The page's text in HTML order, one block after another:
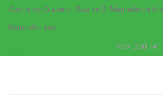
Quinta do Cruzeiro | Rua de S. Mamede de
Ponte de Lima
+351 258 741